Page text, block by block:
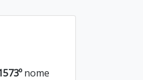
nome